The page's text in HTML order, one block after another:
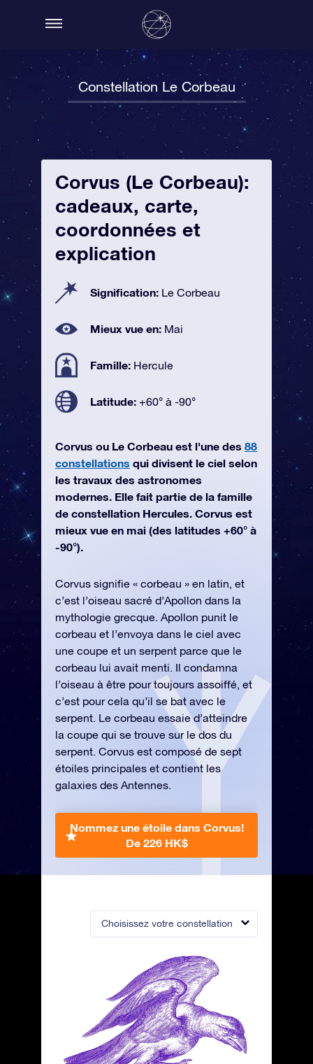
Constellation Le Corbeau
Choisissez votre constellation
Corvus (Le Corbeau):
cadeaux, carte,
coordonnées et
explication
Signification: Le Corbeau
Mieux vue en: Mai
Famille: Hercule
Latitude: +60° à -90°
Corvus ou Le Corbeau est l'une des 88
constellations qui divisent le ciel selon
les travaux des astronomes
modernes. Elle fait partie de la famille
de constellation Hercules. Corvus est
mieux vue en mai (des latitudes +60° à
-90°).
Corvus signifie « corbeau » en latin, et
c’est l’oiseau sacré d’Apollon dans la
mythologie grecque. Apollon punit le
corbeau et l’envoya dans le ciel avec
une coupe et un serpent parce que le
corbeau lui avait menti. Il condamna
l’oiseau à être pour toujours assoiffé, et
c’est pour cela qu’il se bat avec le
serpent. Le corbeau essaie d’atteindre
la coupe qui se trouve sur le dos du
serpent. Corvus est composé de sept
étoiles principales et contient les
galaxies des Antennes.
Nommez une étoile dans Corvus!
De 226 HK$